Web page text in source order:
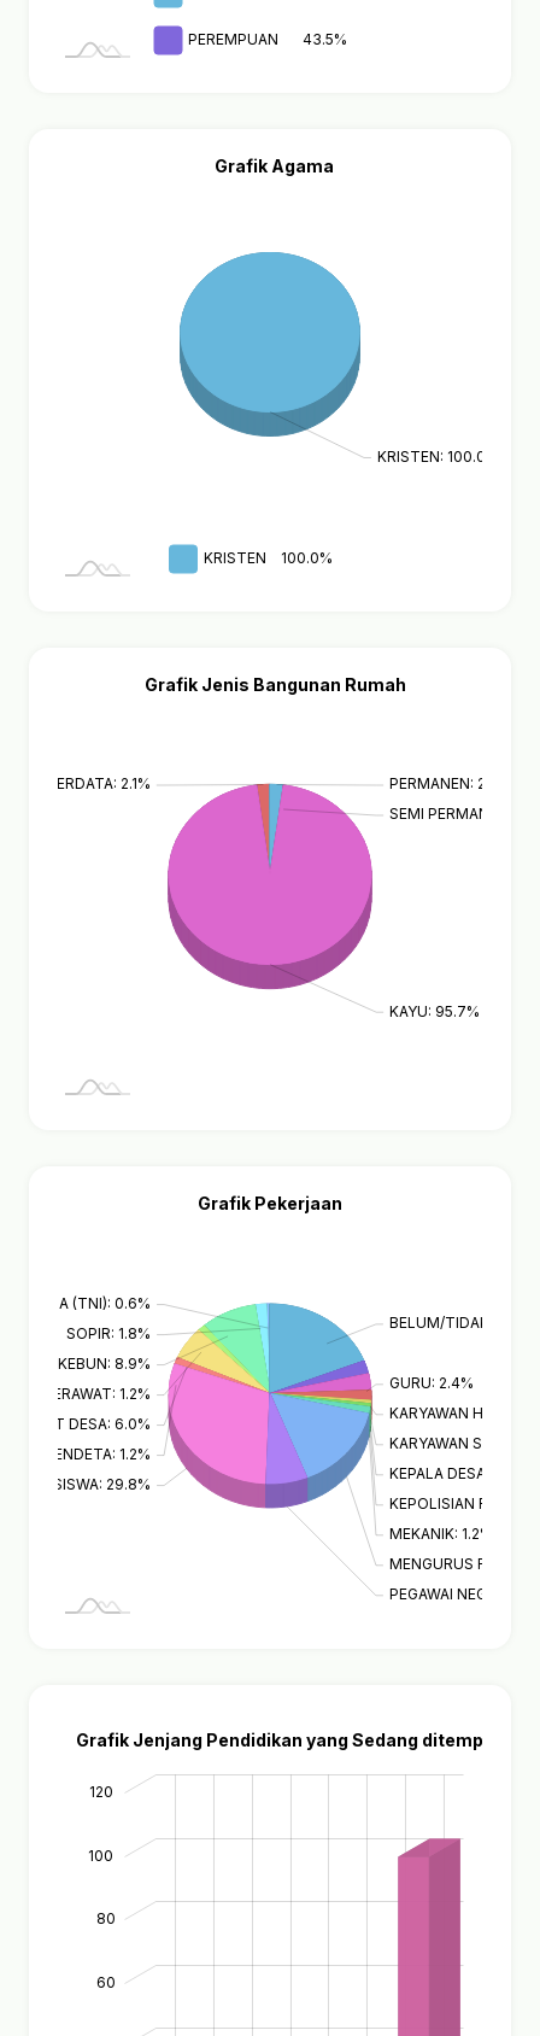
PEREMPUAN 43.5%
Grafik Agama
KRISTEN: 100.0%
KRISTEN 100.0%
Grafik Jenis Bangunan Rumah
PERMANEN: 2.1%
SEMI PERMANEN:
KAYU: 95.7%
TERDATA: 2.1%
Grafik Pekerjaan
BELUM/TIDAK
GURU: 2.4%
KARYAWAN
KARYAWAN
KEPALA DESA: 0.6%
KEPOLISIAN RI
MEKANIK: 1.2%
MENGURUS RUMAH
PEGAWAI NEGERI
MAHASISWA: 29.8%
PENDETA: 1.2%
DESA: 6.0%
PERAWAT: 1.2%
PEKEBUN: 8.9%
SOPIR: 1.8%
(TNI): 0.6%
Grafik Jenjang Pendidikan yang Sedang ditempuh
100
60
80
100
120